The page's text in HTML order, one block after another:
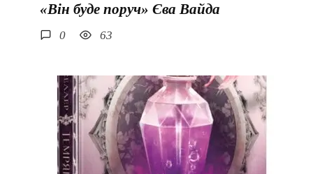
«Він буде поруч» Єва Вайда
0 63